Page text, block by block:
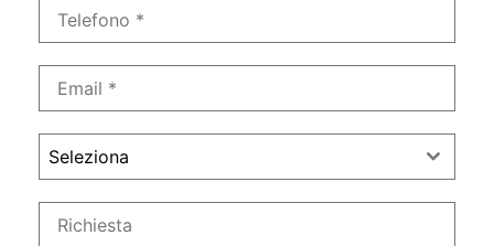
Seleziona